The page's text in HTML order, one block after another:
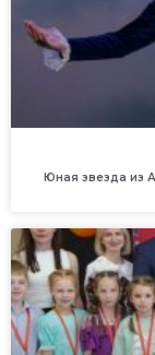
Юная звезда из